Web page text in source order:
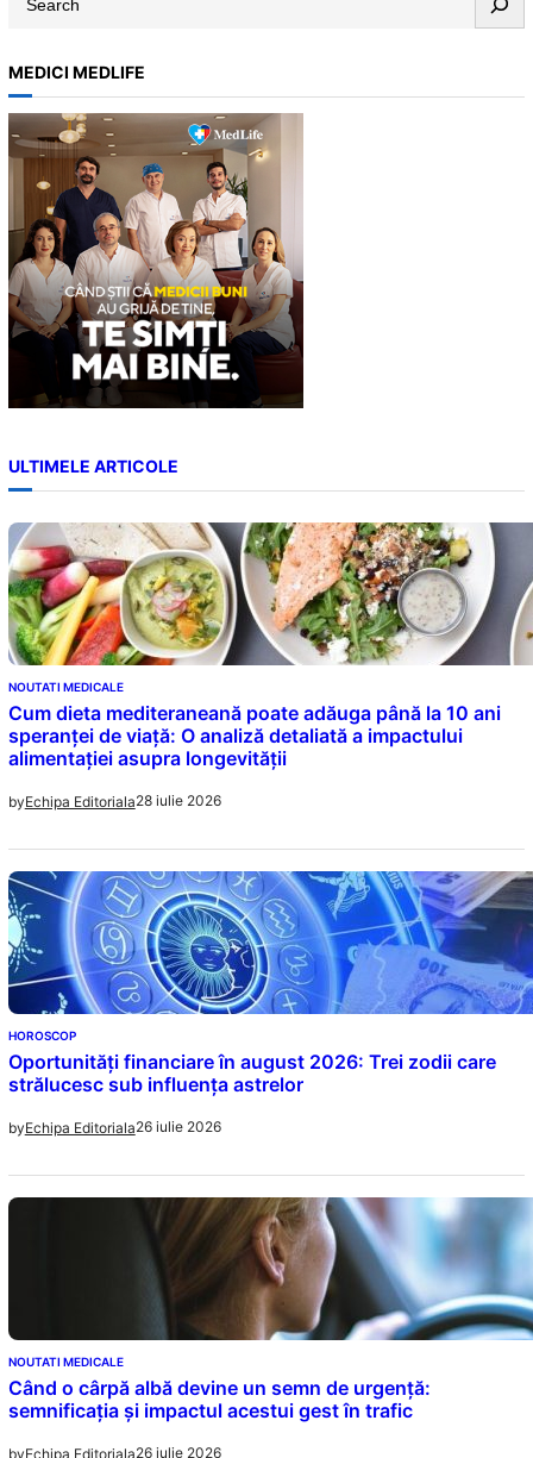
a
r
c
h
MEDICI MEDLIFE
ULTIMELE ARTICOLE
NOUTATI MEDICALE
Cum dieta mediteraneană poate adăuga până la 10 ani
speranței de viață: O analiză detaliată a impactului
alimentației asupra longevității
byEchipa Editoriala28 iulie 2026
HOROSCOP
Oportunități financiare în august 2026: Trei zodii care
strălucesc sub influența astrelor
byEchipa Editoriala26 iulie 2026
NOUTATI MEDICALE
Când o cârpă albă devine un semn de urgență:
semnificația și impactul acestui gest în trafic
byEchipa Editoriala26 iulie 2026